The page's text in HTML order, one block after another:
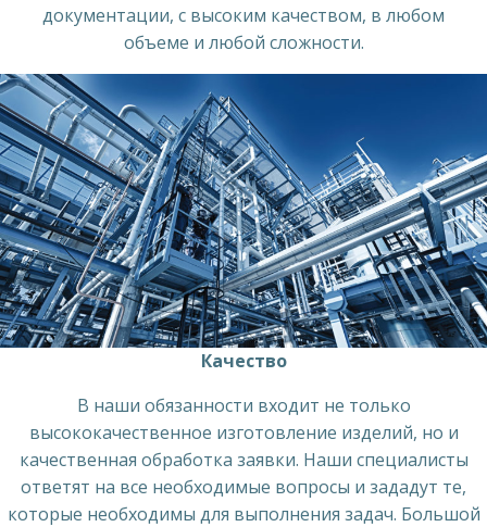
документации, с высоким качеством, в любом
объеме и любой сложности.
Качество
В наши обязанности входит не только
высококачественное изготовление изделий, но и
качественная обработка заявки. Наши специалисты
ответят на все необходимые вопросы и зададут те,
которые необходимы для выполнения задач. Большой